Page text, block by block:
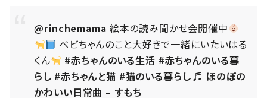
@rinchemama 絵本の読み聞かせ会開催中
ベビちゃんのこと大好きで一緒にいたいはる
くん
#赤ちゃんのいる生活 #赤ちゃんのいる暮
らし #赤ちゃんと猫 #猫のいる暮らし ♬ ほのぼの
かわいい日常曲 – すもち